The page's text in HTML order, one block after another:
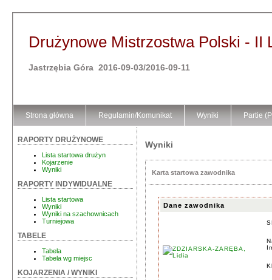
Drużynowe Mistrzostwa Polski - II
Jastrzębia Góra 2016-09-03/2016-09-11
Strona główna Regulamin/Komunikat Wyniki Partie
RAPORTY DRUŻYNOWE
Lista startowa drużyn
Kojarzenie
Wyniki
RAPORTY INDYWIDUALNE
Lista startowa
Wyniki
Wyniki na szachownicach
Turniejowa
TABELE
Tabela
Tabela wg miejsc
KOJARZENIA / WYNIKI
Wyniki
Karta startowa zawodnika
Dane zawodnika